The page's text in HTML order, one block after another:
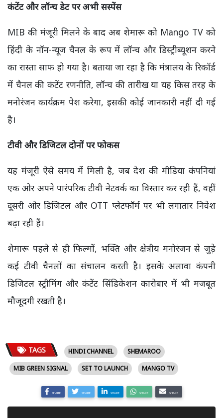
कंटेंट और लॉन्च डेट पर अभी सस्पेंस
MIB की मंजूरी मिलने के बाद अब शेमारू को Mango TV को
हिंदी के नॉन-न्यूज चैनल के रूप में लॉन्च और डिस्ट्रीब्यूशन करने
का रास्ता साफ हो गया है। बताया जा रहा है कि मंत्रालय के रिकॉर्ड
में चैनल की कंटेंट रणनीति, लॉन्च की तारीख या यह किस तरह के
मनोरंजन कार्यक्रम पेश करेगा, इसकी कोई जानकारी नहीं दी गई
है।
टीवी और डिजिटल दोनों पर फोकस
यह मंजूरी ऐसे समय में मिली है, जब देश की मीडिया कंपनियां
एक ओर अपने पारंपरिक टीवी नेटवर्क का विस्तार कर रही हैं, वहीं
दूसरी ओर डिजिटल और OTT प्लेटफॉर्म पर भी लगातार निवेश
बढ़ा रही हैं।
शेमारू पहले से ही फिल्मों, भक्ति और क्षेत्रीय मनोरंजन से जुड़े
कई टीवी चैनलों का संचालन करती है। इसके अलावा कंपनी
डिजिटल स्ट्रीमिंग और कंटेंट सिंडिकेशन कारोबार में भी मजबूत
मौजूदगी रखती है।
TAGS HINDI CHANNEL
SHEMAROO
MIB GREEN SIGNAL
SET TO LAUNCH MANGO TV
SHARE SHARE SHARE SHARE SHARE